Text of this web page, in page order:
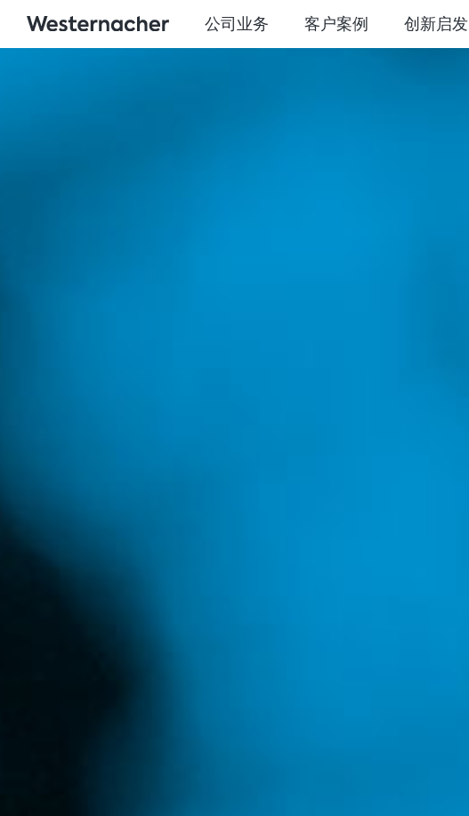
公司业务 客户案例 创新启发